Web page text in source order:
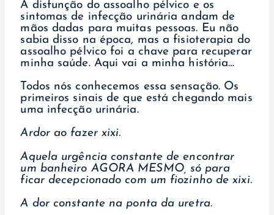
A disfunção do assoalho pélvico e os
sintomas de infecção urinária andam de
mãos dadas para muitas pessoas. Eu não
sabia disso na época, mas a fisioterapia do
assoalho pélvico foi a chave para recuperar
minha saúde. Aqui vai a minha história…
Todos nós conhecemos essa sensação. Os
primeiros sinais de que está chegando mais
uma infecção urinária.
Ardor ao fazer xixi.
Aquela urgência constante de encontrar
um banheiro AGORA MESMO, só para
ficar decepcionado com um fiozinho de xixi.
A dor constante na ponta da uretra.